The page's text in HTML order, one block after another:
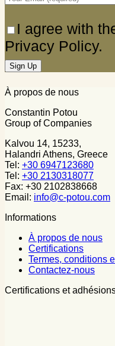
I agree with
Privacy Policy.
À propos de nous
Constantin Potou
Group of Companies
Kalvou 14, 15233,
Halandri Athens, Greece
Tel: +30 6947123680
Tel: +30 2130318077
Fax: +30 2102838668
Email: info@c-potou.com
Informations
À propos de nous
Certifications
Termes, conditions
Contactez-nous
Certifications et